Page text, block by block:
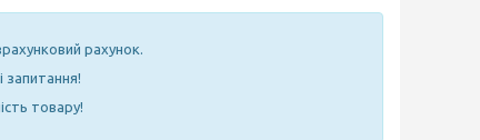
рахунок.
запитання!
товару!